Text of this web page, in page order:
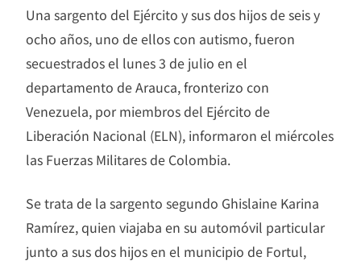
Una sargento del Ejército y sus dos hijos de seis y
ocho años, uno de ellos con autismo, fueron
secuestrados el lunes 3 de julio en el
departamento de Arauca, fronterizo con
Venezuela, por miembros del Ejército de
Liberación Nacional (ELN), informaron el miércoles
las Fuerzas Militares de Colombia.
Se trata de la sargento segundo Ghislaine Karina
Ramírez, quien viajaba en su automóvil particular
junto a sus dos hijos en el municipio de Fortul,